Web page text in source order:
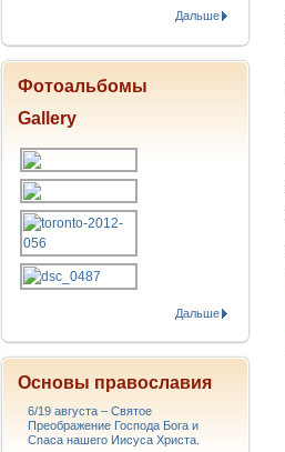
Дальше
Фотоальбомы
Gallery
Дальше
Основы православия
6/19 августа – Святое
Преображение Господа Бога и
Спаса нашего Иисуса Христа.